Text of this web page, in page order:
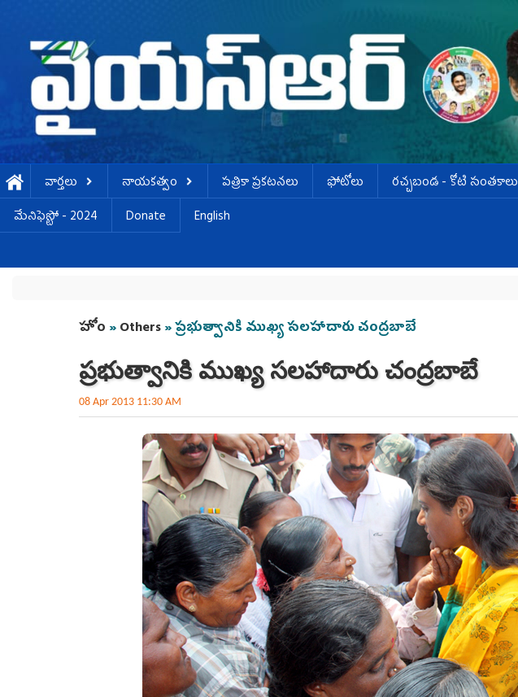
వార్తలు నాయకత్వం పత్రికా ప్రకటనలు ఫోటోలు ర‌చ్చ‌బండ‌ - కోటి సంత‌కాలు
మేనిఫెస్టో - 2024
Donate English
You are here
హోం »Others» ప్రభుత్వానికి ముఖ్య సలహాదారు చంద్రబాబే
ప్రభుత్వానికి ముఖ్య సలహాదారు చంద్రబాబే
08 Apr 2013 11:30 AM